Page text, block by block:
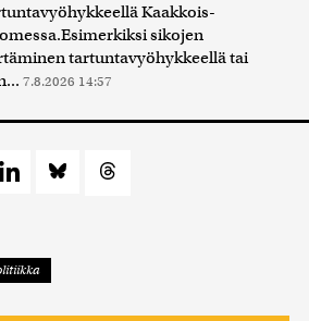
Kaakkois-
sikojen
tartuntavyöhykkeellä tai
7.8.2026 14:57